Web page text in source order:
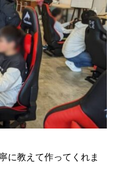
に教えて作ってくれま